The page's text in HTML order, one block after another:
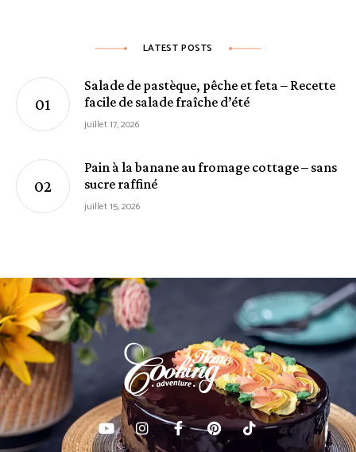
LATEST POSTS
Salade de pastèque, pêche et feta – Recette
facile de salade fraîche d’été
juillet 17, 2026
Pain à la banane au fromage cottage – sans
sucre raffiné
juillet 15, 2026